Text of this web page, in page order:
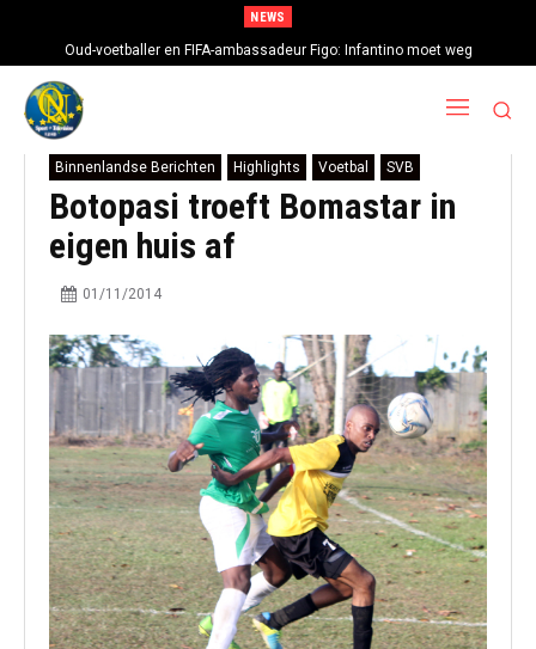
NEWS
Oud-voetballer en FIFA-ambassadeur Figo: Infantino moet weg
Binnenlandse Berichten Highlights Voetbal SVB
Botopasi troeft Bomastar in
eigen huis af
01/11/2014